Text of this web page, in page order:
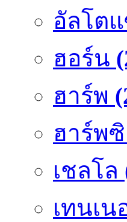
อัลโต
ฮอร์น
ฮาร์พ
ฮาร์พ
เชลโล
เทนเ